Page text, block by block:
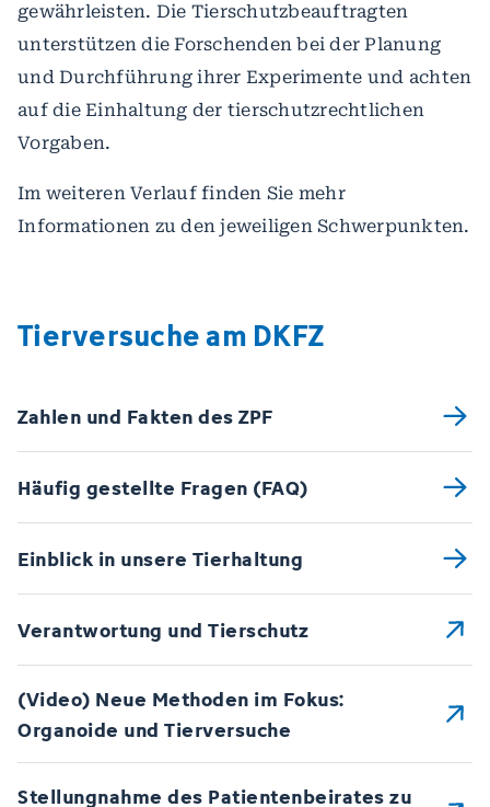
gewährleisten. Die Tierschutzbeauftragten
unterstützen die Forschenden bei der Planung
und Durchführung ihrer Experimente und achten
auf die Einhaltung der tierschutzrechtlichen
Vorgaben.
Im weiteren Verlauf finden Sie mehr
Informationen zu den jeweiligen Schwerpunkten.
Tierversuche am DKFZ
Zahlen und Fakten des ZPF
Häufig gestellte Fragen (FAQ)
Einblick in unsere Tierhaltung
Verantwortung und Tierschutz
(Video) Neue Methoden im Fokus:
Organoide und Tierversuche
Stellungnahme des Patientenbeirates zu